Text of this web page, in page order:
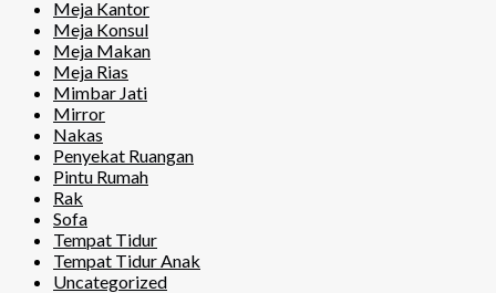
Meja Kantor
Meja Konsul
Meja Makan
Meja Rias
Mimbar Jati
Mirror
Nakas
Penyekat Ruangan
Pintu Rumah
Rak
Sofa
Tempat Tidur
Tempat Tidur Anak
Uncategorized